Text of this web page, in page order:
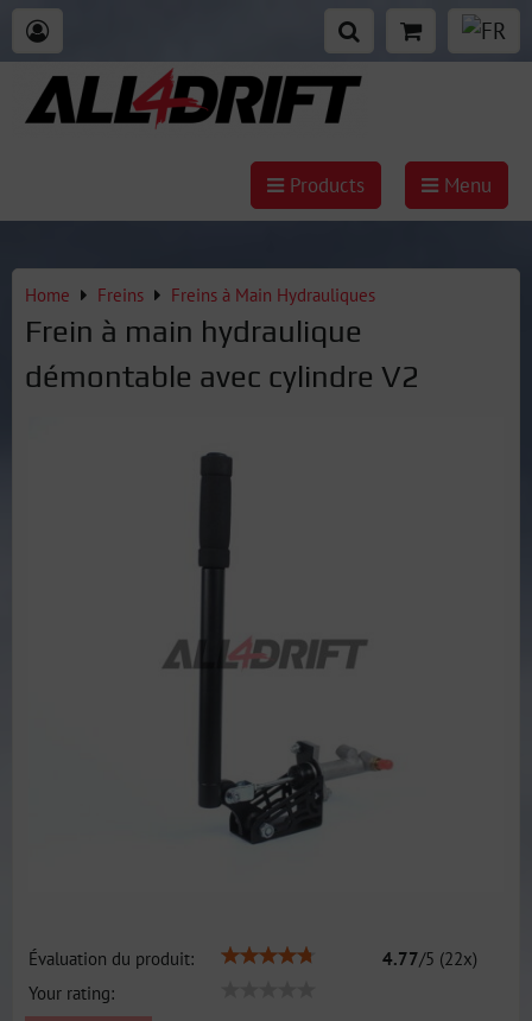
Products Menu
Home Freins Freins à Main Hydrauliques
Frein à main hydraulique
démontable avec cylindre V2
Évaluation du produit: 4.77/5 (22x)
Your rating: